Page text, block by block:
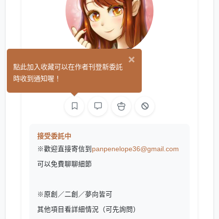
佩妮 (0)
接受委託中
※歡迎直接寄信到 panpenelope36@gmail.com
可以免費聊聊細節
※原創／二創／夢向皆可
其他項目看詳細情況（可先詢問）
×
點此加入收藏可以在作者刊登新委託
時收到通知喔！